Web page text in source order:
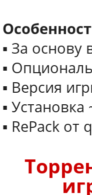
▪ За основу
▪
▪ Версия
▪
▪ RePack от